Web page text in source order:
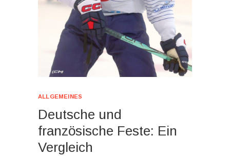
ALLGEMEINES
Deutsche und
französische Feste: Ein
Vergleich